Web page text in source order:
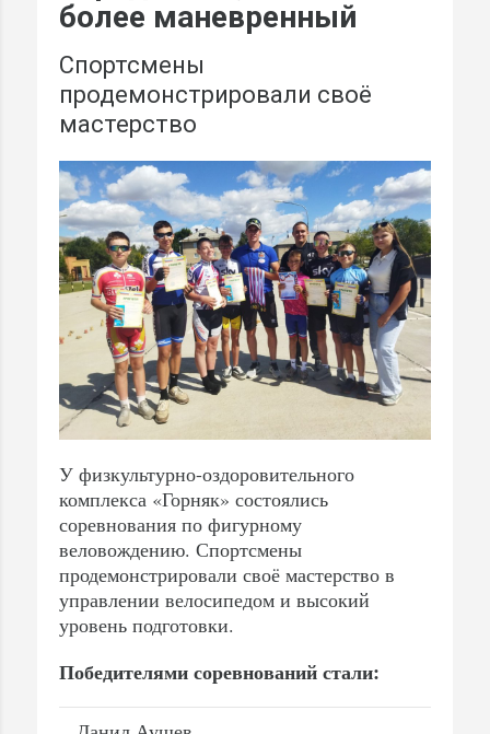
более маневренный
Спортсмены
продемонстрировали своё
мастерство
У физкультурно-оздоровительного
комплекса «Горняк» состоялись
соревнования по фигурному
веловождению. Спортсмены
продемонстрировали своё мастерство в
управлении велосипедом и высокий
уровень подготовки.
Победителями соревнований стали: